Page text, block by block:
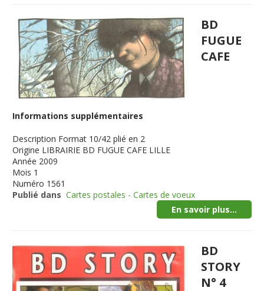
BD
FUGUE
CAFE
Informations supplémentaires
Description Format 10/42 plié en 2
Origine LIBRAIRIE BD FUGUE CAFE LILLE
Année 2009
Mois 1
Numéro 1561
Publié dans Cartes postales - Cartes de voeux
En savoir plus...
BD
STORY
N° 4